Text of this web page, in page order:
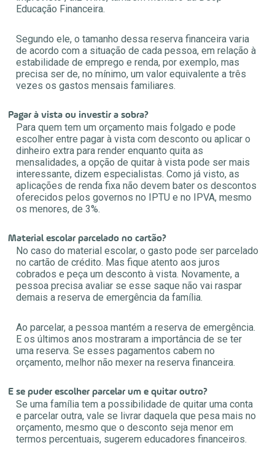
Educação Financeira.
Segundo ele, o tamanho dessa reserva financeira varia
de acordo com a situação de cada pessoa, em relação à
estabilidade de emprego e renda, por exemplo, mas
precisa ser de, no mínimo, um valor equivalente a três
vezes os gastos mensais familiares.
Pagar à vista ou investir a sobra?
Para quem tem um orçamento mais folgado e pode
escolher entre pagar à vista com desconto ou aplicar o
dinheiro extra para render enquanto quita as
mensalidades, a opção de quitar à vista pode ser mais
interessante, dizem especialistas. Como já visto, as
aplicações de renda fixa não devem bater os descontos
oferecidos pelos governos no IPTU e no IPVA, mesmo
os menores, de 3%.
Material escolar parcelado no cartão?
No caso do material escolar, o gasto pode ser parcelado
no cartão de crédito. Mas fique atento aos juros
cobrados e peça um desconto à vista. Novamente, a
pessoa precisa avaliar se esse saque não vai raspar
demais a reserva de emergência da família.
Ao parcelar, a pessoa mantém a reserva de emergência.
E os últimos anos mostraram a importância de se ter
uma reserva. Se esses pagamentos cabem no
orçamento, melhor não mexer na reserva financeira.
E se puder escolher parcelar um e quitar outro?
Se uma família tem a possibilidade de quitar uma conta
e parcelar outra, vale se livrar daquela que pesa mais no
orçamento, mesmo que o desconto seja menor em
termos percentuais, sugerem educadores financeiros.